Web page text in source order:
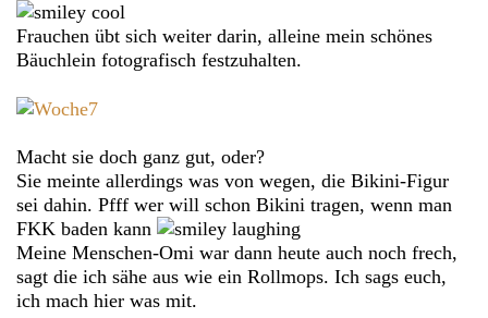
Frauchen übt sich weiter darin, alleine mein schönes
Bäuchlein fotografisch festzuhalten.
Macht sie doch ganz gut, oder?
Sie meinte allerdings was von wegen, die Bikini-Figur
sei dahin. Pfff wer will schon Bikini tragen, wenn man
FKK baden kann
Meine Menschen-Omi war dann heute auch noch frech,
sagt die ich sähe aus wie ein Rollmops. Ich sags euch,
ich mach hier was mit.